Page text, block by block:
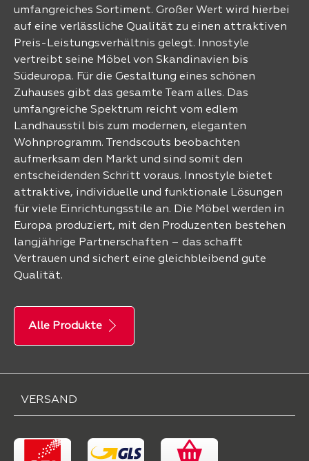
umfangreiches Sortiment. Großer Wert wird hierbei
auf eine verlässliche Qualität zu einen attraktiven
Preis-Leistungsverhältnis gelegt. Innostyle
vertreibt seine Möbel von Skandinavien bis
Südeuropa. Für die Gestaltung eines schönen
Zuhauses gibt das gesamte Team alles. Das
umfangreiche Spektrum reicht vom edlem
Landhausstil bis zum modernen, eleganten
Wohnprogramm. Trendscouts beobachten
aufmerksam den Markt und sind somit den
entscheidenden Schritt voraus. Innostyle bietet
attraktive, individuelle und funktionale Lösungen
für viele Einrichtungsstile an. Die Möbel werden in
Europa produziert, mit den Produzenten bestehen
langjährige Partnerschaften – das schafft
Vertrauen und sichert eine gleichbleibend gute
Qualität.
Alle Produkte
VERSAND